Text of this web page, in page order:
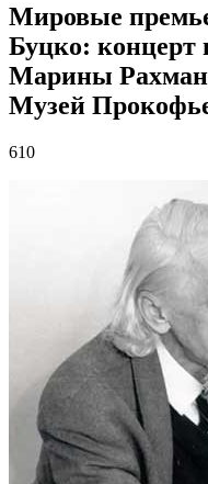
Мировые
Буцко: концерт
Марины
Музей
610